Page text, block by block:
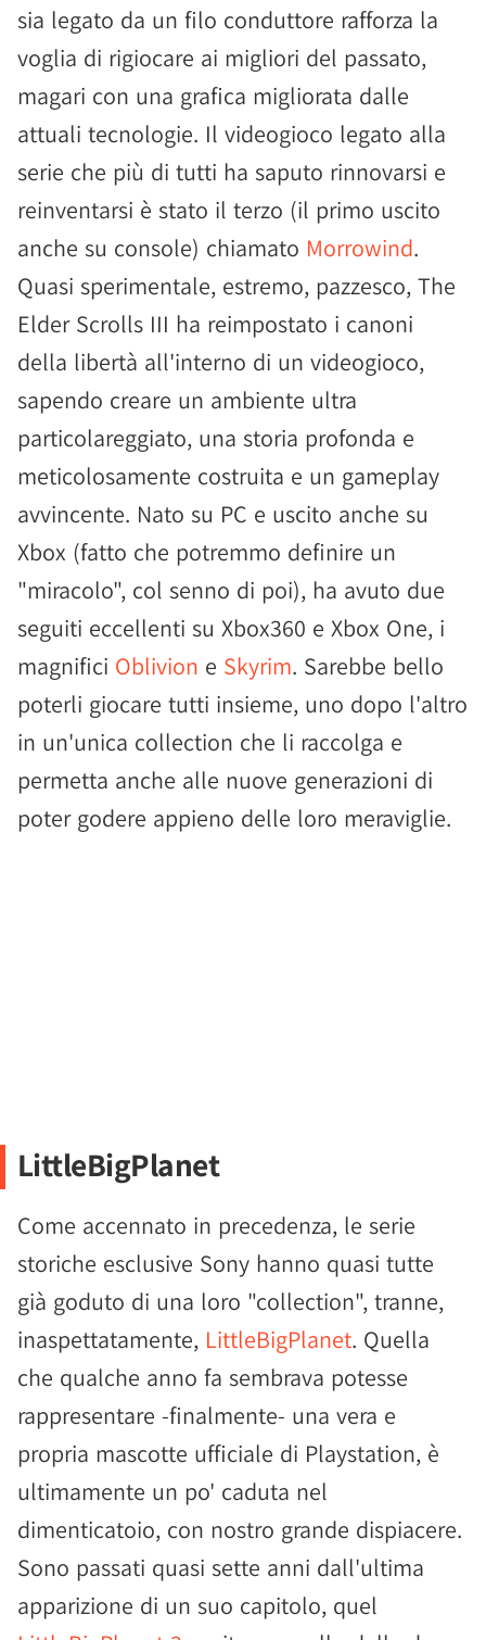
sia legato da un filo conduttore rafforza la
voglia di rigiocare ai migliori del passato,
magari con una grafica migliorata dalle
attuali tecnologie. Il videogioco legato alla
serie che più di tutti ha saputo rinnovarsi e
reinventarsi è stato il terzo (il primo uscito
anche su console) chiamato Morrowind.
Quasi sperimentale, estremo, pazzesco, The
Elder Scrolls III ha reimpostato i canoni
della libertà all'interno di un videogioco,
sapendo creare un ambiente ultra
particolareggiato, una storia profonda e
meticolosamente costruita e un gameplay
avvincente. Nato su PC e uscito anche su
Xbox (fatto che potremmo definire un
"miracolo", col senno di poi), ha avuto due
seguiti eccellenti su Xbox360 e Xbox One, i
magnifici Oblivion e Skyrim. Sarebbe bello
poterli giocare tutti insieme, uno dopo l'altro
in un'unica collection che li raccolga e
permetta anche alle nuove generazioni di
poter godere appieno delle loro meraviglie.
LittleBigPlanet
Come accennato in precedenza, le serie
storiche esclusive Sony hanno quasi tutte
già goduto di una loro "collection", tranne,
inaspettatamente, LittleBigPlanet. Quella
che qualche anno fa sembrava potesse
rappresentare -finalmente- una vera e
propria mascotte ufficiale di Playstation, è
ultimamente un po' caduta nel
dimenticatoio, con nostro grande dispiacere.
Sono passati quasi sette anni dall'ultima
apparizione di un suo capitolo, quel